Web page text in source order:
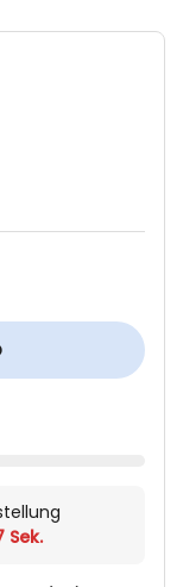
Sek.